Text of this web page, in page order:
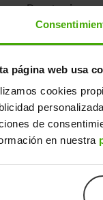
página web usa
cookies
de
en nuestra
Velocidad
200km/h
5.4l/100
Largo
Clicars: